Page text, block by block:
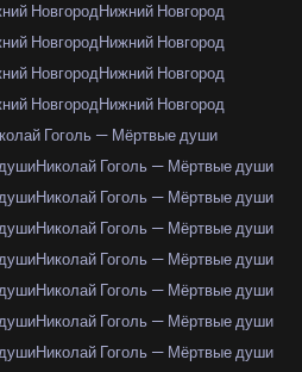
НовгородНижний Новгород
НовгородНижний Новгород
НовгородНижний Новгород
НовгородНижний Новгород
Гоголь — Мёртвые души
Николай Гоголь — Мёртвые души
Николай Гоголь — Мёртвые души
Николай Гоголь — Мёртвые души
Николай Гоголь — Мёртвые души
Николай Гоголь — Мёртвые души
Николай Гоголь — Мёртвые души
Николай Гоголь — Мёртвые души